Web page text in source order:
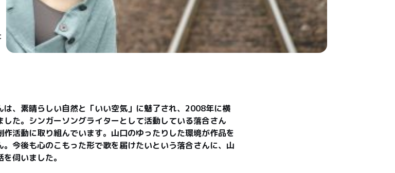
、素晴らしい自然と「いい空気」に魅了され、2008年に横
た。シンガーソングライターとして活動している落合さん
活動に取り組んでいます。山口のゆったりした環境が作品を
今後も心のこもった形で歌を届けたいという落合さんに、山
伺いました。